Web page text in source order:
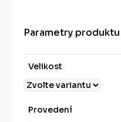
Parametry produktu
Velikost
Provedení